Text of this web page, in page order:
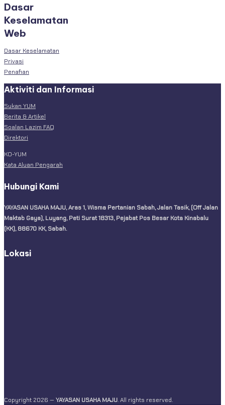
Dasar
Keselamatan
Web
Dasar Keselamatan
Privasi
Penafian
Aktiviti dan Informasi
Sukan YUM
Berita & Artikel
Soalan Lazim FAQ
Direktori
KO-YUM
Kata Aluan Pengarah
Hubungi Kami
YAYASAN USAHA MAJU, Aras 1, Wisma Pertanian Sabah, Jalan Tasik, (Off Jalan
Maktab Gaya), Luyang, Peti Surat 18313, Pejabat Pos Besar Kota Kinabalu
(KK), 88670 KK, Sabah.
Lokasi
Copyright 2026 — YAYASAN USAHA MAJU. All rights reserved.